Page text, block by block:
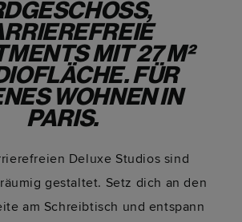
MIT 27 M²
FÜR
WOHNEN IN
PARIS.
Deluxe Studios sind
gestaltet. Setz dich an den
am Schreibtisch und entspann